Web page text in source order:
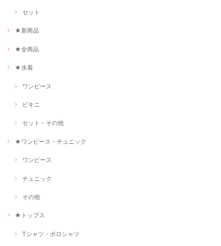
セット
★新商品
★全商品
★水着
ワンピース
ビキニ
セット・その他
★ワンピース・チュニック
ワンピース
チュニック
その他
★トップス
Tシャツ・ポロシャツ